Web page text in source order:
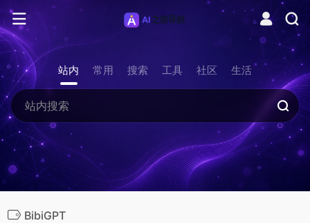
站内 常用 搜索 工具 社区 生活
BibiGPT